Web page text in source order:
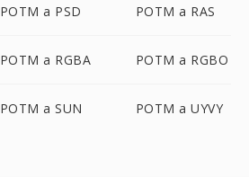
POTM a PSD POTM a RAS
POTM a RGBA POTM a RGBO
POTM a SUN POTM a UYVY